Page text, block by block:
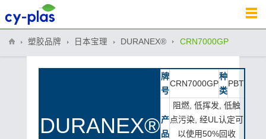
塑胶品牌 日本宝理 DURANEX® CRN7000GP
DURANEX®
牌
号
CRN7000GP
种
类
PBT
产
品
阻燃, 低挥发, 低触
点污染, 经UL认定可
以使用50%回收